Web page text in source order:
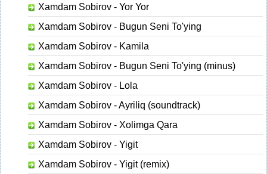
Xamdam Sobirov - Yor Yor
Xamdam Sobirov - Bugun Seni To'ying
Xamdam Sobirov - Kamila
Xamdam Sobirov - Bugun Seni To'ying (minus)
Xamdam Sobirov - Lola
Xamdam Sobirov - Ayriliq (soundtrack)
Xamdam Sobirov - Xolimga Qara
Xamdam Sobirov - Yigit
Xamdam Sobirov - Yigit (remix)